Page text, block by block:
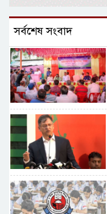
সর্বশেষ সংবাদ